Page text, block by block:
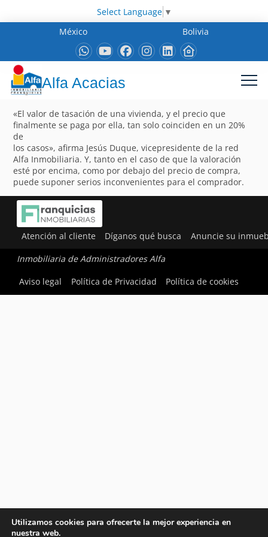
Select Language ▼
México
Bolivia
Alfa Acacias
«El valor de tasación de una vivienda, y el precio que
finalmente se paga por ella, tan solo coinciden en un 20%
de
los casos», afirma Jesús Duque, vicepresidente de la red
Alfa Inmobiliaria. Y, tanto en el caso de que la valoración
esté por encima, como por debajo del precio de compra,
puede suponer serios inconvenientes para el comprador.
Atención al cliente Díganos qué busca Anuncie su
Inmobiliaria de Administradores Alfa
Aviso legal
Política de Privacidad Política de cookies
Utilizamos cookies para ofrecerte la mejor experiencia en
nuestra web.